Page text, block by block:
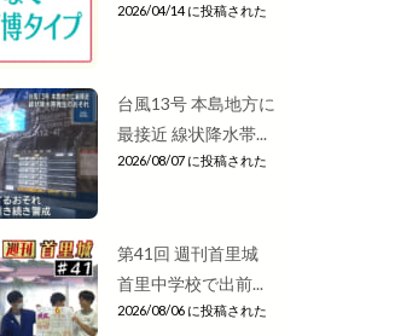
2026/04/14 に投稿された
台風13号 本島地方に
最接近 線状降水帯...
2026/08/07 に投稿された
第41回 週刊首里城
首里中学校で出前...
2026/08/06 に投稿された